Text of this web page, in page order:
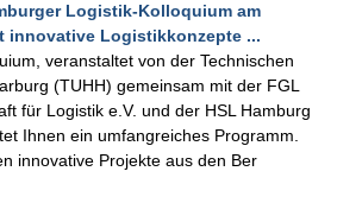
Logistik-Kolloquium am
innovative Logistikkonzepte ...
veranstaltet von der Technischen
(TUHH) gemeinsam mit der FGL
für Logistik e.V. und der HSL Hamburg
Ihnen ein umfangreiches Programm.
innovative Projekte aus den Ber